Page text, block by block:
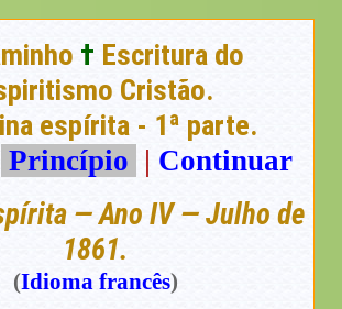
† Escritura do
Cristão.
espírita - 1ª parte.
Princípio | Continuar
— Ano IV — Julho de
1861.
(Idioma francês)